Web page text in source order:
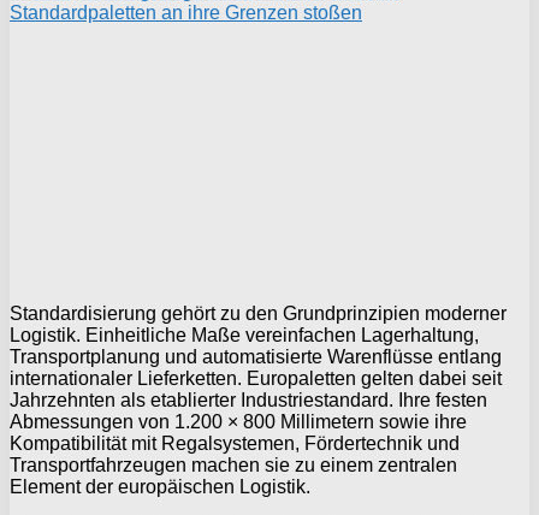
Standardisierung gehört zu den Grundprinzipien moderner
Logistik. Einheitliche Maße vereinfachen Lagerhaltung,
Transportplanung und automatisierte Warenflüsse entlang
internationaler Lieferketten. Europaletten gelten dabei seit
Jahrzehnten als etablierter Industriestandard. Ihre festen
Abmessungen von 1.200 × 800 Millimetern sowie ihre
Kompatibilität mit Regalsystemen, Fördertechnik und
Transportfahrzeugen machen sie zu einem zentralen
Element der europäischen Logistik.